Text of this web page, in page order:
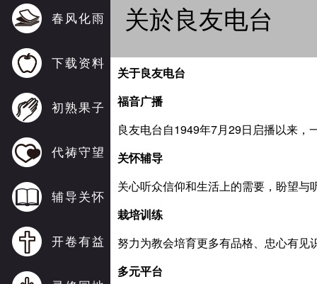
春风化雨
下载资料
初熟果子
代祷守望
辅导关怀
开卷有益
关於良友电台
关于良友电台
福音广播
良友电台自1949年7月29日启播以来，
关怀辅导
关心听众信仰和生活上的需要，盼望
栽培训练
努力为教会培育更多有品格、忠心有见
多元平台